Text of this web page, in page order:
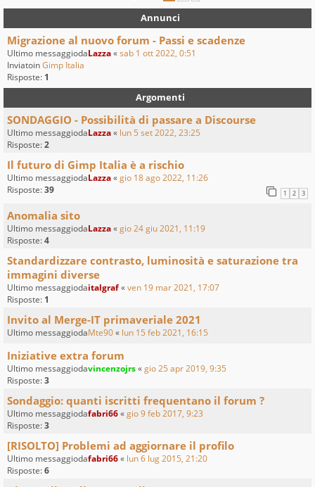
Annunci
Migrazione al nuovo forum - Passi e scadenze
Ultimo messaggiodaLazza«sab 1 ott 2022, 0:51
InviatoinGimp Italia
Risposte: 1
Argomenti
SONDAGGIO - Possibilità di passare a Discourse
Ultimo messaggiodaLazza« lun 5 set 2022, 23:25
Risposte:2
Il futuro di Gimp Italia è a rischio
Ultimo messaggiodaLazza«gio 18 ago 2022, 11:26
Risposte:39 1 2 3
Anomalia sito
Ultimo messaggiodaLazza«gio 24 giu 2021, 11:19
Risposte:4
Standardizzare contrasto, luminosità e saturazione tra
immagini diverse
Ultimo messaggiodaitalgraf«ven 19 mar 2021, 17:07
Risposte: 1
Invito al Merge-IT primaveriale 2021
Ultimo messaggiodaMte90« lun 15 feb 2021, 16:15
Iniziative extra forum
Ultimo messaggiodavincenzojrs«gio 25 apr 2019, 9:35
Risposte:3
Sondaggio: quanti iscritti frequentano il forum ?
Ultimo messaggiodafabri66«gio 9 feb 2017, 9:23
Risposte:3
[RISOLTO] Problemi ad aggiornare il profilo
Ultimo messaggiodafabri66« lun 6 lug 2015, 21:20
Risposte:6